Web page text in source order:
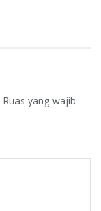
Ruas yang wajib